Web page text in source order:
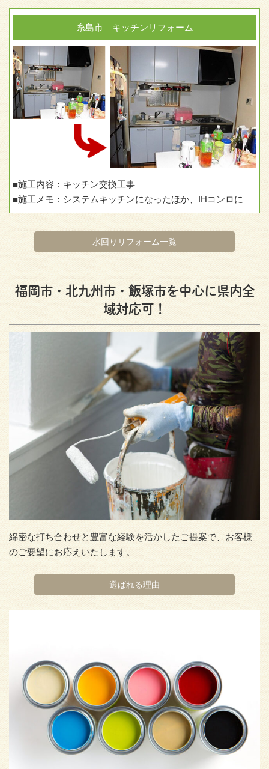
糸島市 キッチンリフォーム
■施工内容：キッチン交換工事
■施工メモ：システムキッチンになったほか、IHコンロに
水回りリフォーム一覧
福岡市・北九州市・飯塚市を中心に県内全
域対応可！
綿密な打ち合わせと豊富な経験を活かしたご提案で、お客様
のご要望にお応えいたします。
選ばれる理由